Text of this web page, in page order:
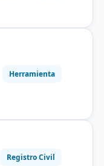
Herramienta
Registro Civil